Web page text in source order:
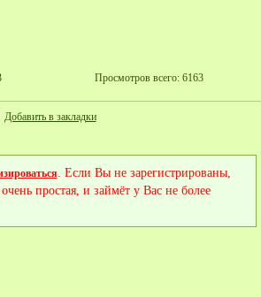
Просмотров всего: 6163
Добавить в закладки
. Если Вы не зарегистрированы,
простая, и займёт у Вас не более